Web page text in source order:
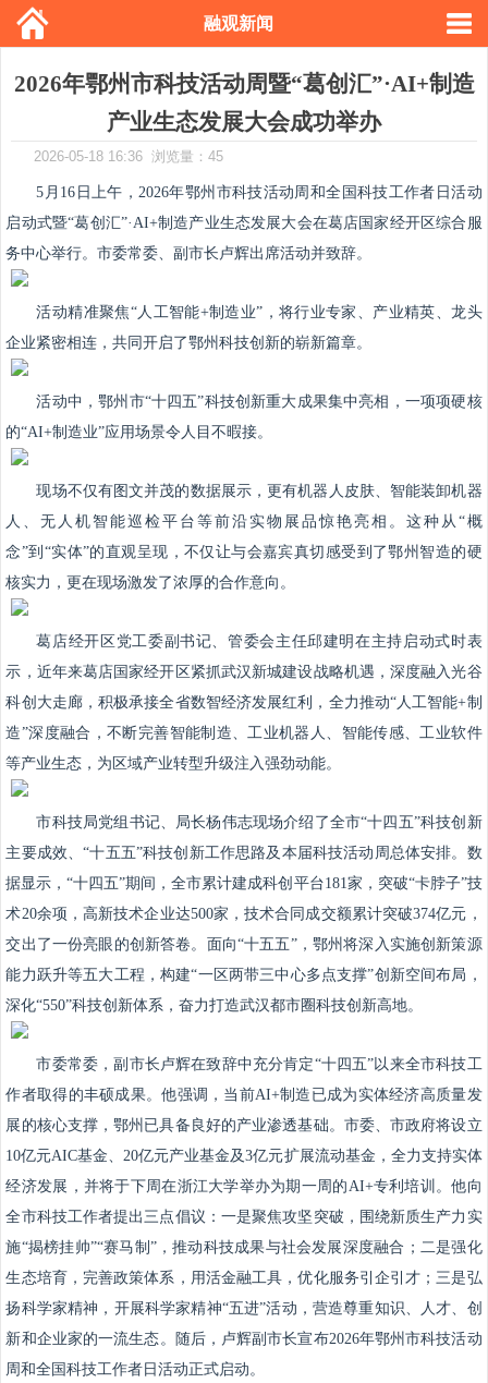
融观新闻
2026年鄂州市科技活动周暨“葛创汇”·AI+制造
产业生态发展大会成功举办
2026-05-18 16:36 浏览量：45
5月16日上午，2026年鄂州市科技活动周和全国科技工作者日活动
启动式暨“葛创汇”·AI+制造产业生态发展大会在葛店国家经开区综合服
务中心举行。市委常委、副市长卢辉出席活动并致辞。
活动精准聚焦“人工智能+制造业”，将行业专家、产业精英、龙头
企业紧密相连，共同开启了鄂州科技创新的崭新篇章。
活动中，鄂州市“十四五”科技创新重大成果集中亮相，一项项硬核
的“AI+制造业”应用场景令人目不暇接。
现场不仅有图文并茂的数据展示，更有机器人皮肤、智能装卸机器
人、无人机智能巡检平台等前沿实物展品惊艳亮相。这种从“概
念”到“实体”的直观呈现，不仅让与会嘉宾真切感受到了鄂州智造的硬
核实力，更在现场激发了浓厚的合作意向。
葛店经开区党工委副书记、管委会主任邱建明在主持启动式时表
示，近年来葛店国家经开区紧抓武汉新城建设战略机遇，深度融入光谷
科创大走廊，积极承接全省数智经济发展红利，全力推动“人工智能+制
造”深度融合，不断完善智能制造、工业机器人、智能传感、工业软件
等产业生态，为区域产业转型升级注入强劲动能。
市科技局党组书记、局长杨伟志现场介绍了全市“十四五”科技创新
主要成效、“十五五”科技创新工作思路及本届科技活动周总体安排。数
据显示，“十四五”期间，全市累计建成科创平台181家，突破“卡脖子”技
术20余项，高新技术企业达500家，技术合同成交额累计突破374亿元，
交出了一份亮眼的创新答卷。面向“十五五”，鄂州将深入实施创新策源
能力跃升等五大工程，构建“一区两带三中心多点支撑”创新空间布局，
深化“550”科技创新体系，奋力打造武汉都市圈科技创新高地。
市委常委，副市长卢辉在致辞中充分肯定“十四五”以来全市科技工
作者取得的丰硕成果。他强调，当前AI+制造已成为实体经济高质量发
展的核心支撑，鄂州已具备良好的产业渗透基础。市委、市政府将设立
10亿元AIC基金、20亿元产业基金及3亿元扩展流动基金，全力支持实体
经济发展，并将于下周在浙江大学举办为期一周的AI+专利培训。他向
全市科技工作者提出三点倡议：一是聚焦攻坚突破，围绕新质生产力实
施“揭榜挂帅”“赛马制”，推动科技成果与社会发展深度融合；二是强化
生态培育，完善政策体系，用活金融工具，优化服务引企引才；三是弘
扬科学家精神，开展科学家精神“五进”活动，营造尊重知识、人才、创
新和企业家的一流生态。随后，卢辉副市长宣布2026年鄂州市科技活动
周和全国科技工作者日活动正式启动。